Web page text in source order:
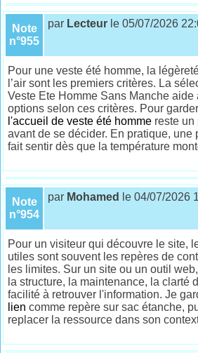
Note
n°955
par Lecteur le 05/07/2026
Pour une veste été homme, la
l’air sont les premiers critères. La
Veste Ete Homme Sans Manche aide
options selon ces critères. Pour
l'accueil de veste été homme reste un
avant de se décider. En pratique, une
fait sentir dès que la température
Note
n°954
par Mohamed le 04/07/2026
Pour un visiteur qui découvre le site,
utiles sont souvent les repères de
les limites. Sur un site ou un outil
la structure, la maintenance, la clarté
facilité à retrouver l'information. Je
lien comme repère sur sac étanche,
replacer la ressource dans son